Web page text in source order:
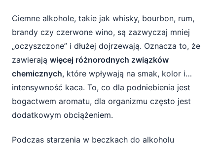
Ciemne alkohole, takie jak whisky, bourbon, rum,
brandy czy czerwone wino, są zazwyczaj mniej
„oczyszczone” i dłużej dojrzewają. Oznacza to, że
zawierają więcej różnorodnych związków
chemicznych, które wpływają na smak, kolor i…
intensywność kaca. To, co dla podniebienia jest
bogactwem aromatu, dla organizmu często jest
dodatkowym obciążeniem.
Podczas starzenia w beczkach do alkoholu